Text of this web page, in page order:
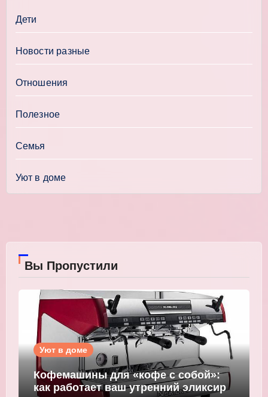
Дети
Новости разные
Отношения
Полезное
Семья
Уют в доме
Вы Пропустили
Уют в доме
Кофемашины для «кофе с собой»:
как работает ваш утренний эликсир